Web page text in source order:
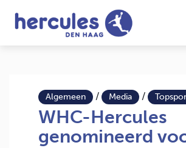
Algemeen / Media /
WHC-Hercules
genomineerd